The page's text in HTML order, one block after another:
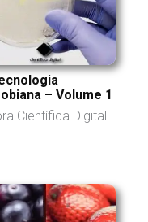
– Volume 1
Científica Digital